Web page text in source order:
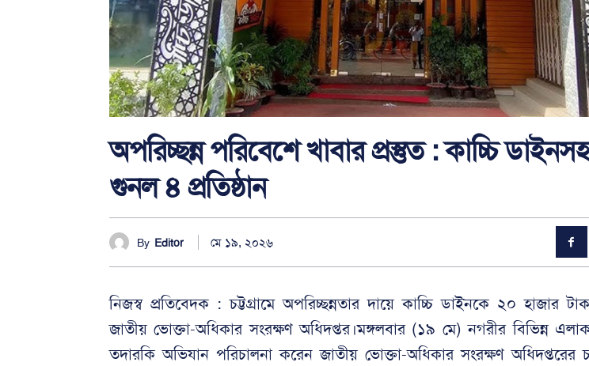
অপরিচ্ছন্ন পরিবেশে খাবার প্রস্তুত : কাচ্চি
গুনল ৪ প্রতিষ্ঠান
By Editor মে ১৯, ২০২৬
নিজস্ব প্রতিবেদক : চট্টগ্রামে অপরিচ্ছন্নতার দায়ে কাচ্চি ডাইনকে ২০ হাজার
জাতীয় ভোক্তা-অধিকার সংরক্ষণ অধিদপ্তর।মঙ্গলবার (১৯ মে) নগরীর বিভিন্ন
তদারকি অভিযান পরিচালনা করেন জাতীয় ভোক্তা-অধিকার সংরক্ষণ অধিদপ্তরের